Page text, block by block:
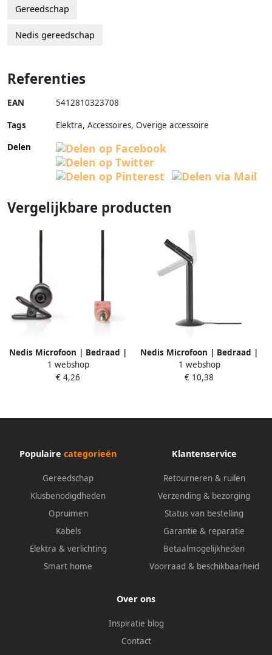
Gereedschap
Nedis gereedschap
Referenties
EAN 5412810323708
Tags
Elektra, Accessoires, Overige accessoire
Delen
Vergelijkbare producten
Nedis Microfoon | Bedraad |
1x 3 5 mm | 1 stuks
MICCJ100BK
1 webshop
€ 4,26
Nedis Microfoon | Bedraad |
1x 3 5 mm | 1 stuks
MICSJ100BK
1 webshop
€ 10,38
Populaire categorieën
Gereedschap
Klusbenodigdheden
Opruimen
Kabels
Elektra & verlichting
Smart home
Klantenservice
Retourneren & ruilen
Verzending & bezorging
Status van bestelling
Garantie & reparatie
Betaalmogelijkheden
Voorraad & beschikbaarheid
Over ons
Inspiratie blog
Contact